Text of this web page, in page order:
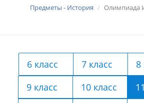
Предметы - История Олимпиада
6 класс 7 класс
8
9 класс
10 класс